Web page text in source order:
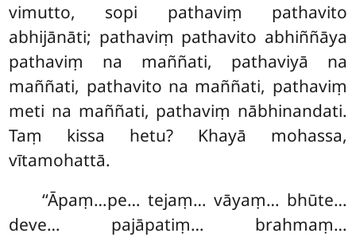
vimutto, sopi pathaviṃ pathavito
abhijānāti; pathaviṃ pathavito abhiññāya
pathaviṃ na maññati, pathaviyā na
maññati, pathavito na maññati, pathaviṃ
meti na maññati, pathaviṃ nābhinandati.
Taṃ kissa hetu? Khayā mohassa,
vītamohattā.
‘‘Āpaṃ…pe… tejaṃ… vāyaṃ… bhūte…
deve… pajāpatiṃ… brahmaṃ…